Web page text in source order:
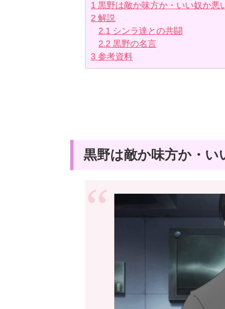
1 黒野は敵か味方か・いい奴か悪
2 解説
2.1 シンラ達との共闘
2.2 黒野の名言
3 参考資料
黒野は敵か味方か・い